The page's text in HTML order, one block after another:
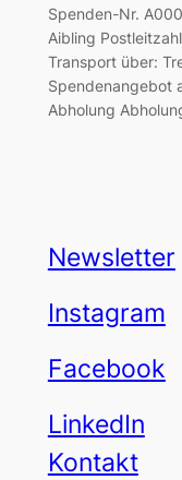
Spenden-Nr.
Aibling
Transport über:
Spendenangebot
Abholung
Newsletter
Instagram
Facebook
LinkedIn
Kontakt